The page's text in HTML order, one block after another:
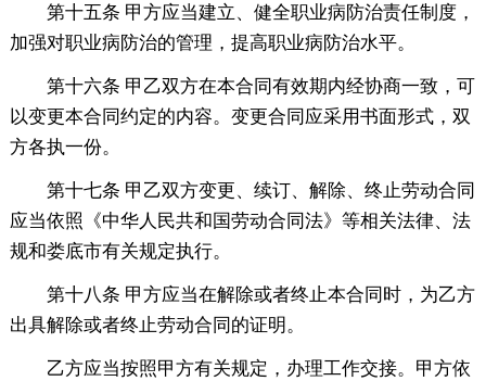
第十五条 甲方应当建立、健全职业病防治责任制度，
加强对职业病防治的管理，提高职业病防治水平。
第十六条 甲乙双方在本合同有效期内经协商一致，可
以变更本合同约定的内容。变更合同应采用书面形式，双
方各执一份。
第十七条 甲乙双方变更、续订、解除、终止劳动合同
应当依照《中华人民共和国劳动合同法》等相关法律、法
规和娄底市有关规定执行。
第十八条 甲方应当在解除或者终止本合同时，为乙方
出具解除或者终止劳动合同的证明。
乙方应当按照甲方有关规定，办理工作交接。甲方依